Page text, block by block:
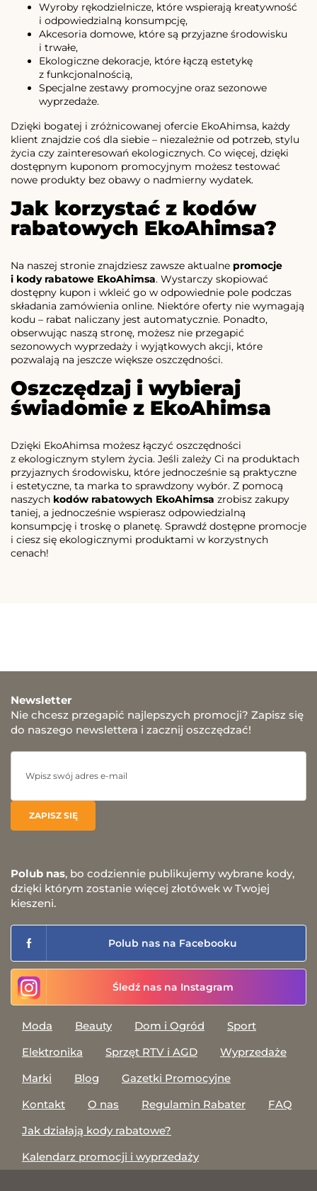
Wyroby rękodzielnicze, które wspierają kreatywność
i odpowiedzialną konsumpcję,
Akcesoria domowe, które są przyjazne środowisku
i trwałe,
Ekologiczne dekoracje, które łączą estetykę
z funkcjonalnością,
Specjalne zestawy promocyjne oraz sezonowe
wyprzedaże.
Dzięki bogatej i zróżnicowanej ofercie EkoAhimsa, każdy
klient znajdzie coś dla siebie – niezależnie od potrzeb, stylu
życia czy zainteresowań ekologicznych. Co więcej, dzięki
dostępnym kuponom promocyjnym możesz testować
nowe produkty bez obawy o nadmierny wydatek.
Jak korzystać z kodów
rabatowych EkoAhimsa?
Na naszej stronie znajdziesz zawsze aktualne promocje
i kody rabatowe EkoAhimsa. Wystarczy skopiować
dostępny kupon i wkleić go w odpowiednie pole podczas
składania zamówienia online. Niektóre oferty nie wymagają
kodu – rabat naliczany jest automatycznie. Ponadto,
obserwując naszą stronę, możesz nie przegapić
sezonowych wyprzedaży i wyjątkowych akcji, które
pozwalają na jeszcze większe oszczędności.
Oszczędzaj i wybieraj
świadomie z EkoAhimsa
Dzięki EkoAhimsa możesz łączyć oszczędności
z ekologicznym stylem życia. Jeśli zależy Ci na produktach
przyjaznych środowisku, które jednocześnie są praktyczne
i estetyczne, ta marka to sprawdzony wybór. Z pomocą
naszych kodów rabatowych EkoAhimsa zrobisz zakupy
taniej, a jednocześnie wspierasz odpowiedzialną
konsumpcję i troskę o planetę. Sprawdź dostępne promocje
i ciesz się ekologicznymi produktami w korzystnych
cenach!
Newsletter
Nie chcesz przegapić najlepszych promocji? Zapisz się
do naszego newslettera i zacznij oszczędzać!
Polub nas, bo codziennie publikujemy wybrane kody,
dzięki którym zostanie więcej złotówek w Twojej
kieszeni.
Polub nas na Facebooku
Śledź nas na Instagram
Moda Beauty Dom i Ogród
Sport
Elektronika
Sprzęt RTV i AGD
Wyprzedaże
Marki
Blog
Gazetki Promocyjne
Kontakt
O nas Regulamin Rabater
FAQ
Jak działają kody rabatowe?
Kalendarz promocji i wyprzedaży